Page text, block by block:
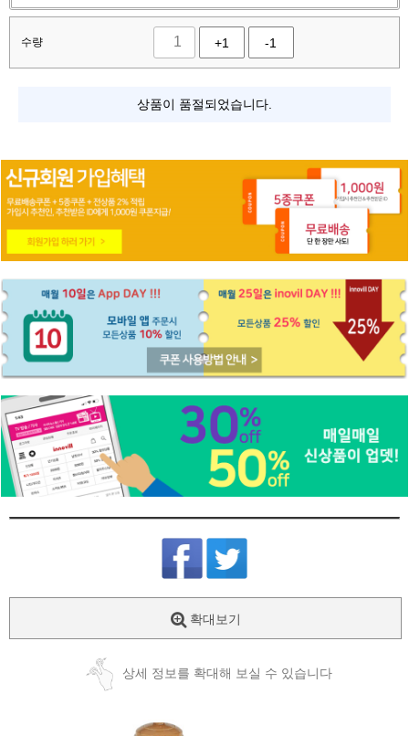
수량 +1 -1
상품이 품절되었습니다.
확대보기
상세 정보를 확대해 보실 수 있습니다